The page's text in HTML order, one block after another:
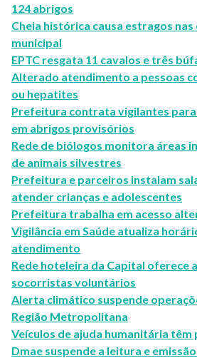
124 abrigos
Cheia histórica causa estragos nas
municipal
EPTC resgata 11 cavalos e três
Alterado atendimento a pessoas
ou hepatites
Prefeitura contrata vigilantes para
em abrigos provisórios
Rede de biólogos monitora áreas
de animais silvestres
Prefeitura e parceiros instalam
atender crianças e adolescentes
Prefeitura trabalha em acesso
Vigilância em Saúde atualiza
atendimento
Rede hoteleira da Capital oferece
socorristas voluntários
Alerta climático suspende
Região Metropolitana
Veículos de ajuda humanitária têm
Dmae suspende a leitura e